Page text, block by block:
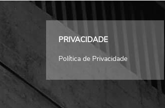
PRIVACIDADE
Política de Privacidade